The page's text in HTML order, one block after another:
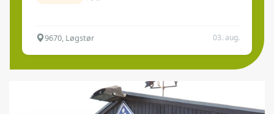
9670, Løgstør 03. aug.